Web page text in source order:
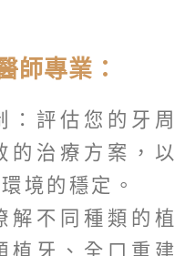
師專業：
：評估您的牙周
的治療方案，以
境的穩定。
解不同種類的植
植牙、全口重建